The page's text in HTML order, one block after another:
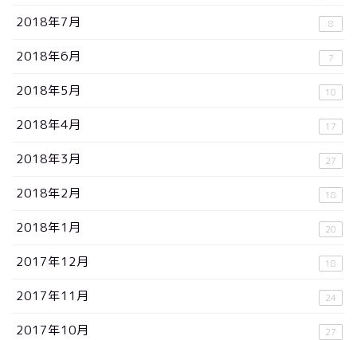
2018年7月 8
2018年6月 7
2018年5月 10
2018年4月 17
2018年3月 27
2018年2月 18
2018年1月 20
2017年12月 18
2017年11月 24
2017年10月 27